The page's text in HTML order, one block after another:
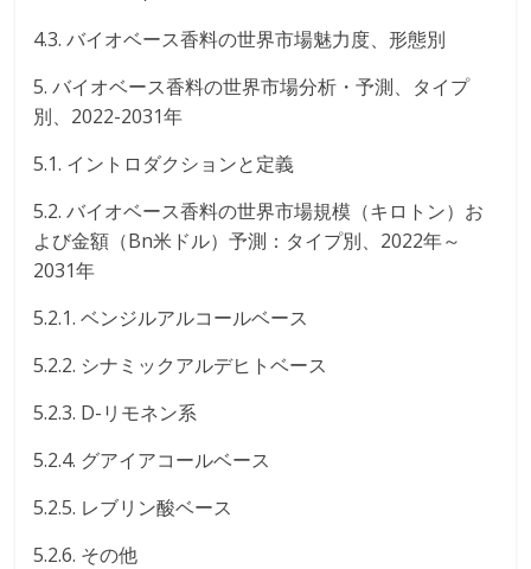
4.3. バイオベース香料の世界市場魅力度、形態別
5. バイオベース香料の世界市場分析・予測、タイプ
別、2022-2031年
5.1. イントロダクションと定義
5.2. バイオベース香料の世界市場規模（キロトン）お
よび金額（Bn米ドル）予測：タイプ別、2022年～
2031年
5.2.1. ベンジルアルコールベース
5.2.2. シナミックアルデヒトベース
5.2.3. D-リモネン系
5.2.4. グアイアコールベース
5.2.5. レブリン酸ベース
5.2.6. その他